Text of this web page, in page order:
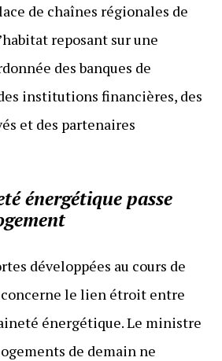
de chaînes régionales de
reposant sur une
des banques de
institutions financières, des
et des partenaires
énergétique passe
développées au cours de
le lien étroit entre
énergétique. Le ministre
de demain ne